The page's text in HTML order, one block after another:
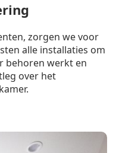
zorgen we voor
alle installaties om
behoren werkt en
over het